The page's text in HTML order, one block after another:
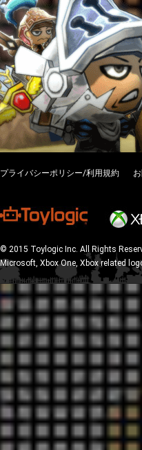
プライバシーポリシー/利用規約
© 2015 Toylogic Inc. All Rights
Microsoft, Xbox One, Xbox related